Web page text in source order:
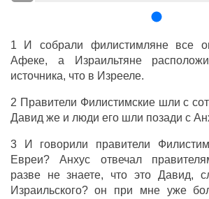
1 И собрали филистимляне все
Афеке, а Израильтяне
источника, что в Изрееле.
2 Правители Филистимские шли с
Давид же и люди его шли позади с
3 И говорили правители
Евреи? Анхус отвечал
разве не знаете, что это Давид,
Израильского? он при мне уже